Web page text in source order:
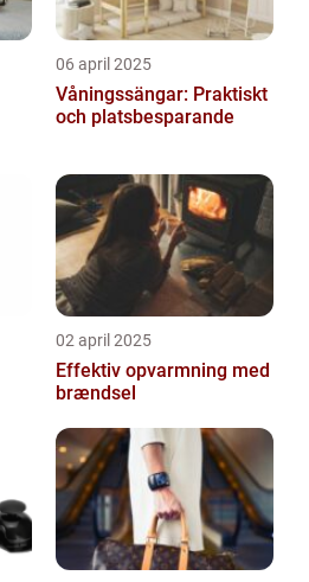
06 april 2025
Våningssängar: Praktiskt
och platsbesparande
02 april 2025
Effektiv opvarmning med
brændsel